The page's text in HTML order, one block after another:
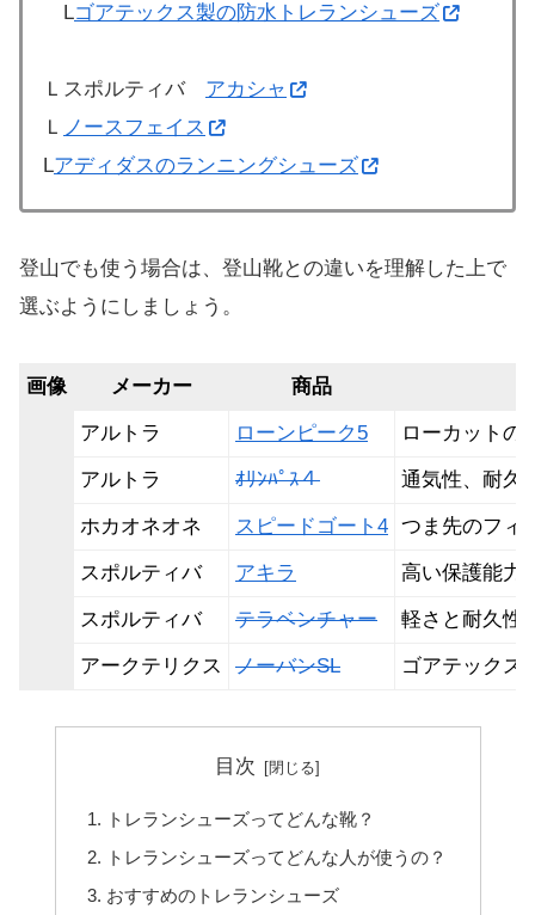
Lゴアテックス製の防水トレランシューズ
Ｌスポルティバ アカシャ
Ｌ ノースフェイス
Lアディダスのランニングシューズ
登山でも使う場合は、登山靴との違いを理解した上で
選ぶようにしましょう。
画像 メーカー 商品
アルトラ ローンピーク5 ローカットの
アルトラ ｵﾘﾝﾊﾟｽ４ 通気性、耐久
ホカオネオネ スピードゴート4 つま先のフィ
スポルティバ アキラ 高い保護能力
スポルティバ テラベンチャー 軽さと耐久性
アークテリクス ノーバンSL ゴアテックス
目次
トレランシューズってどんな靴？
トレランシューズってどんな人が使うの？
おすすめのトレランシューズ